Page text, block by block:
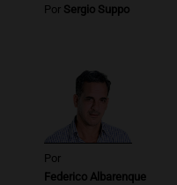
Por Sergio Suppo
Por
Federico Albarenque